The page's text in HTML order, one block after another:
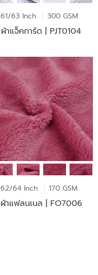
61/63 Inch 300 GSM
ผ้าแจ็คการ์ด | PJT0104
62/64 Inch 170 GSM
ผ้าแฟลนเนล | FO7006